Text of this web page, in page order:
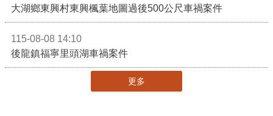
大湖鄉東興村東興楓葉地圖過後500公尺車禍案件
115-08-08 14:10
後龍鎮福寧里頭湖車禍案件
更多